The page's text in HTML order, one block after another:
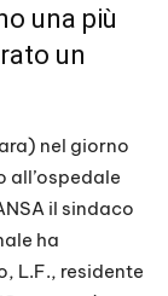
una più
un
nel giorno
all’ospedale
il sindaco
ha
L.F., residente